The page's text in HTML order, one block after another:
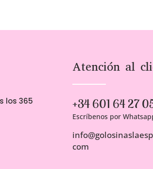
2,00€
los 365
Atención al
+34 601 64 27
Escríbenos por
com